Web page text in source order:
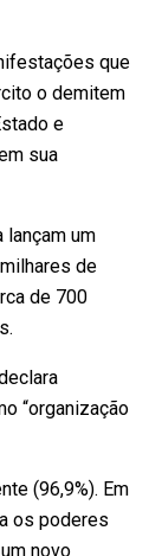
que
o demitem
e
sua
lançam um
de
de 700
“organização
(96,9%). Em
os poderes
novo